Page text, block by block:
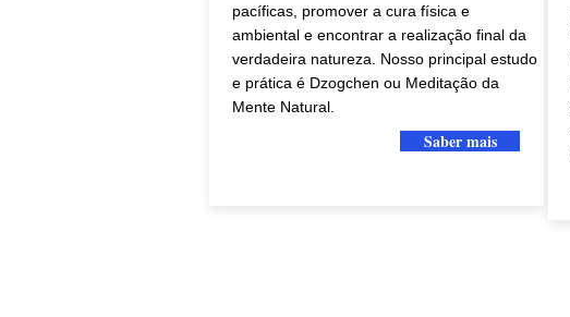
pacíficas, promover a cura física e
ambiental e encontrar a realização final da
verdadeira natureza. Nosso principal estudo
e prática é Dzogchen ou Meditação da
Mente Natural.
Saber mais